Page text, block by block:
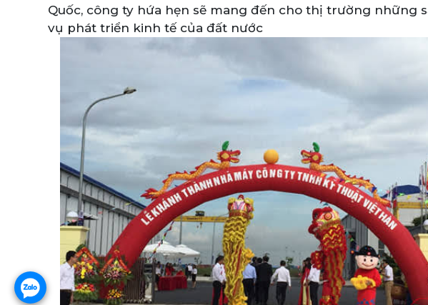
Quốc, công ty hứa hẹn sẽ mang đến cho thị trường những
vụ phát triển kinh tế của đất nước